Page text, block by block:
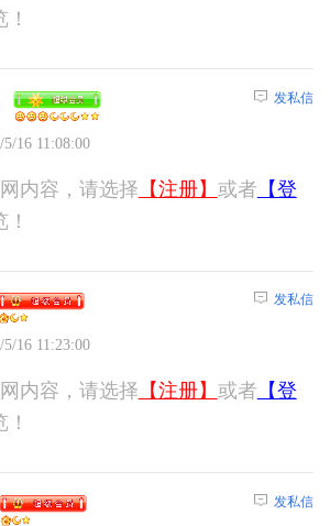
5/16 11:08:00
发私信
内容，请选择 【注册】 或者 【登
5/16 11:23:00
发私信
内容，请选择 【注册】 或者 【登
发私信